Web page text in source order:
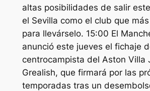
altas posibilidades de salir
el Sevilla como el club que
para llevárselo. 15:00 El
anunció este jueves el fichaje
centrocampista del Aston Villa
Grealish, que firmará por las
temporadas tras un